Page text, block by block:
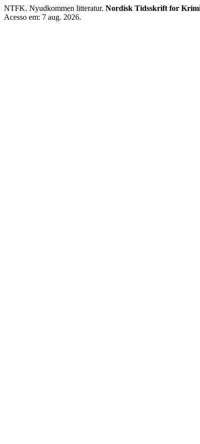
NTFK. Nyudkommen litteratur. Nordisk Tidsskrift for
Acesso em: 7 aug. 2026.